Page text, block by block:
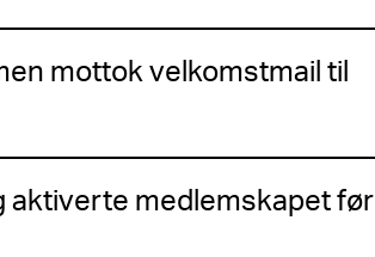
mottok velkomstmail til
aktiverte medlemskapet før